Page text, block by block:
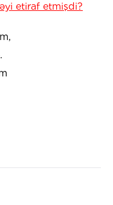
etiraf etmişdi?